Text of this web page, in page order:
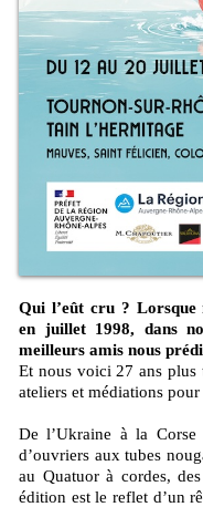
Qui l’eût cru ? Lorsque nous créâmes ce festival voca-choral
en juillet 1998, dans
meilleurs amis nous
Et nous voici 27 ans plus
ateliers et médiations
De l’Ukraine à la
d’ouvriers aux tubes
au Quatuor à cordes,
édition est le reflet d’un